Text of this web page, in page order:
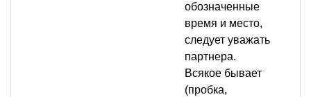
обозначенные
время и место,
следует уважать
партнера.
Всякое бывает
(пробка,